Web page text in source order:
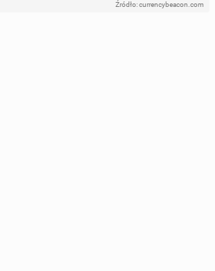
Źródło: currencybeacon.com